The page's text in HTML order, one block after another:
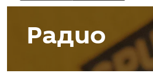
Радио